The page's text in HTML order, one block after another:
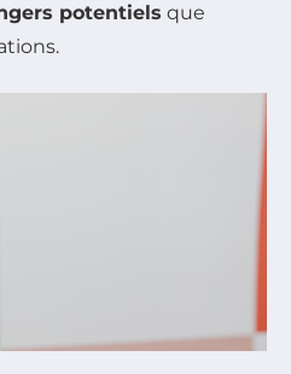
potentiels que